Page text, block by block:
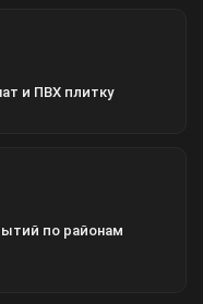
и ПВХ плитку
по районам